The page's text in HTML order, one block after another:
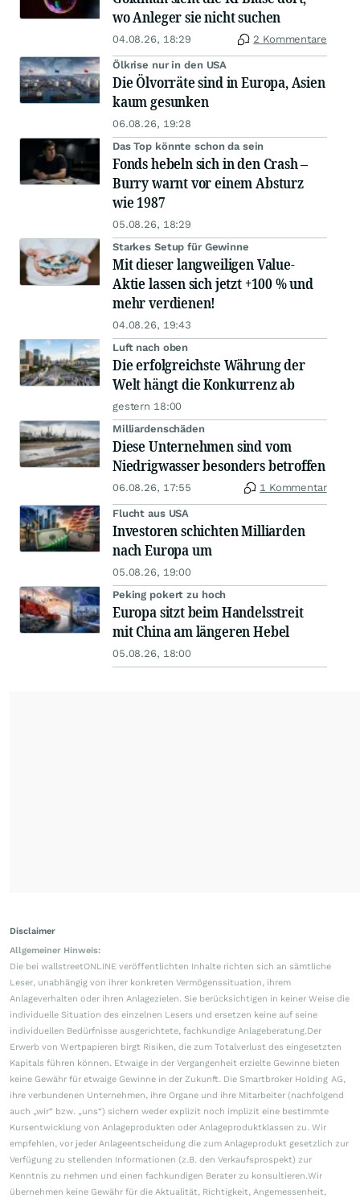
wo Anleger sie nicht suchen
04.08.26, 18:29 2 Kommentare
Ölkrise nur in den USA
Die Ölvorräte sind in Europa, Asien
kaum gesunken
06.08.26, 19:28
Das Top könnte schon da sein
Fonds hebeln sich in den Crash –
Burry warnt vor einem Absturz
wie 1987
05.08.26, 18:29
Starkes Setup für Gewinne
Mit dieser langweiligen Value-
Aktie lassen sich jetzt +100 % und
mehr verdienen!
04.08.26, 19:43
Luft nach oben
Die erfolgreichste Währung der
Welt hängt die Konkurrenz ab
gestern 18:00
Milliardenschäden
Diese Unternehmen sind vom
Niedrigwasser besonders betroffen
06.08.26, 17:55 1 Kommentar
Flucht aus USA
Investoren schichten Milliarden
nach Europa um
05.08.26, 19:00
Peking pokert zu hoch
Europa sitzt beim Handelsstreit
mit China am längeren Hebel
05.08.26, 18:00
Disclaimer
Allgemeiner Hinweis:
Die bei wallstreetONLINE veröffentlichten Inhalte richten sich an sämtliche
Leser, unabhängig von ihrer konkreten Vermögenssituation, ihrem
Anlageverhalten oder ihren Anlagezielen. Sie berücksichtigen in keiner Weise die
individuelle Situation des einzelnen Lesers und ersetzen keine auf seine
individuellen Bedürfnisse ausgerichtete, fachkundige Anlageberatung.Der
Erwerb von Wertpapieren birgt Risiken, die zum Totalverlust des eingesetzten
Kapitals führen können. Etwaige in der Vergangenheit erzielte Gewinne bieten
keine Gewähr für etwaige Gewinne in der Zukunft. Die Smartbroker Holding AG,
ihre verbundenen Unternehmen, ihre Organe und ihre Mitarbeiter (nachfolgend
auch „wir“ bzw. „uns“) sichern weder explizit noch implizit eine bestimmte
Kursentwicklung von Anlageprodukten oder Anlageproduktklassen zu. Wir
empfehlen, vor jeder Anlageentscheidung die zum Anlageprodukt gesetzlich zur
Verfügung zu stellenden Informationen (z.B. den Verkaufsprospekt) zur
Kenntnis zu nehmen und einen fachkundigen Berater zu konsultieren.Wir
übernehmen keine Gewähr für die Aktualität, Richtigkeit, Angemessenheit,